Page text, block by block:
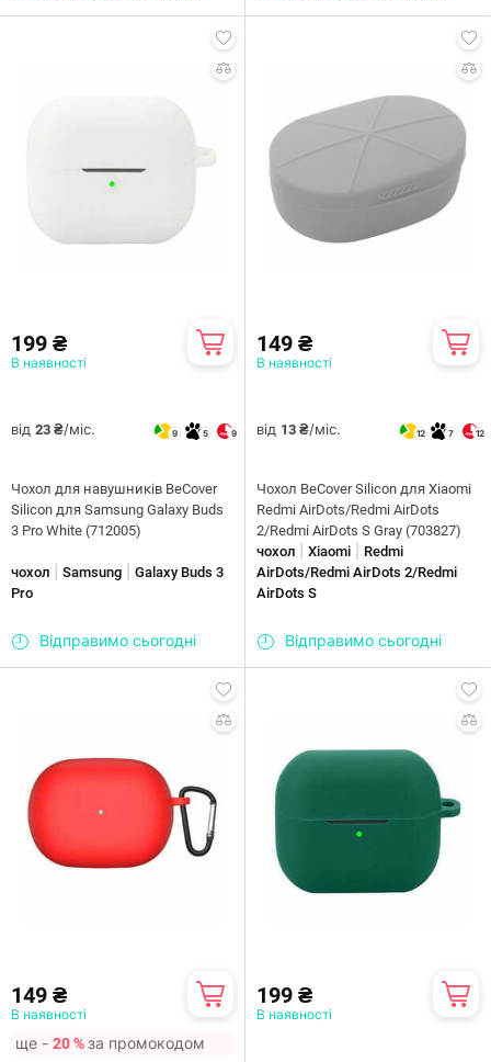
199 ₴
В наявності
від 23 ₴/міс. 9 5 9
Чохол для навушників BeCover
Silicon для Samsung Galaxy Buds
3 Pro White (712005)
чохол Samsung
Galaxy Buds 3
Pro
Відправимо сьогодні
149 ₴
В наявності
від 13 ₴/міс. 12 7 12
Чохол BeCover Silicon для Xiaomi
Redmi AirDots/Redmi AirDots
2/Redmi AirDots S Gray (703827)
чохол
Xiaomi
Redmi
AirDots/Redmi AirDots 2/Redmi
AirDots S
Відправимо сьогодні
149 ₴
В наявності
ще - 20 %за промокодом
199 ₴
В наявності